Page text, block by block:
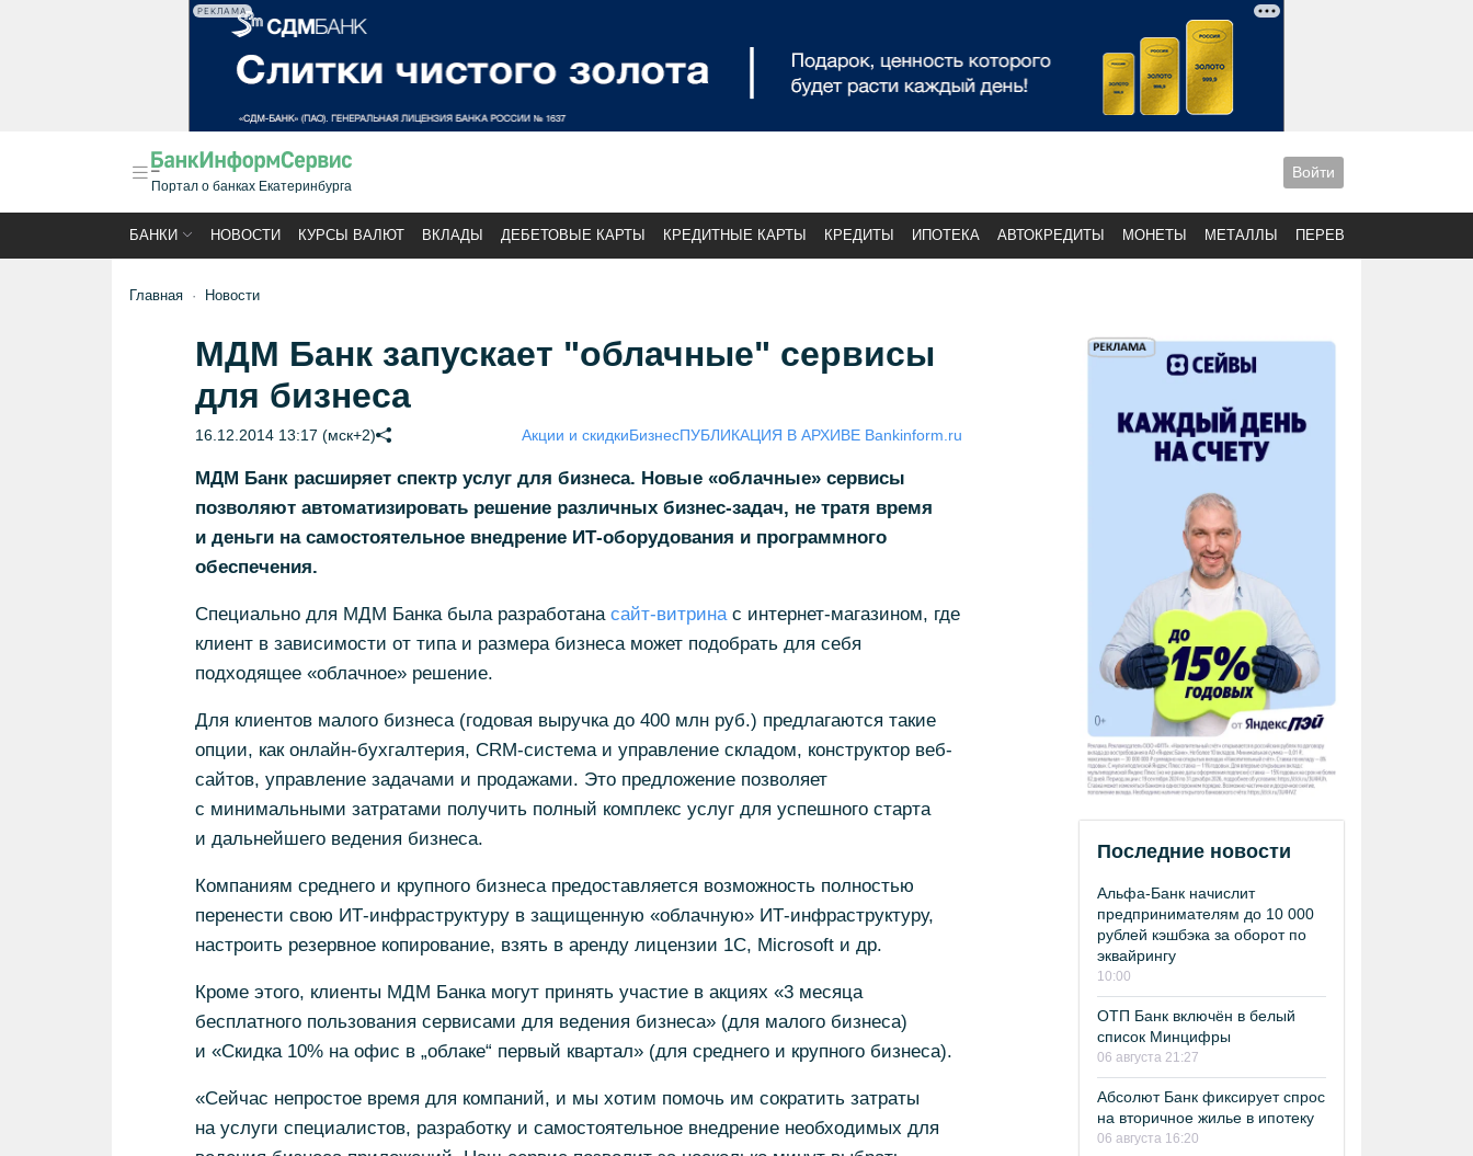
РЕКЛАМА
Портал о банках Екатеринбурга
Войти
БАНКИ НОВОСТИ КУРСЫ ВАЛЮТ ВКЛАДЫ ДЕБЕТОВЫЕ КАРТЫ КРЕДИТНЫЕ КАРТЫ КРЕДИТЫ ИПОТЕКА АВТОКРЕДИТЫ МОНЕТЫ МЕТАЛЛЫ ПЕРЕВОДЫ
Главная Новости
МДМ Банк запускает "облачные" сервисы
для бизнеса
16.12.2014 13:17 (мск+2) Акции и скидкиБизнесПУБЛИКАЦИЯ В АРХИВЕ Bankinform.ru
МДМ Банк расширяет спектр услуг для бизнеса. Новые «облачные» сервисы
позволяют автоматизировать решение различных бизнес-задач, не тратя время
и деньги на самостоятельное внедрение ИТ-оборудования и программного
обеспечения.
Специально для МДМ Банка была разработана сайт-витринас интернет-магазином, где
клиент в зависимости от типа и размера бизнеса может подобрать для себя
подходящее «облачное» решение.
Для клиентов малого бизнеса (годовая выручка до 400 млн руб.) предлагаются такие
опции, как онлайн-бухгалтерия, CRM-система и управление складом, конструктор веб-
сайтов, управление задачами и продажами. Это предложение позволяет
с минимальными затратами получить полный комплекс услуг для успешного старта
и дальнейшего ведения бизнеса.
Компаниям среднего и крупного бизнеса предоставляется возможность полностью
перенести свою ИТ-инфраструктуру в защищенную «облачную» ИТ-инфраструктуру,
настроить резервное копирование, взять в аренду лицензии 1С, Microsoft и др.
Кроме этого, клиенты МДМ Банка могут принять участие в акциях «3 месяца
бесплатного пользования сервисами для ведения бизнеса» (для малого бизнеса)
и «Скидка 10% на офис в „облаке“ первый квартал» (для среднего и крупного бизнеса).
«Сейчас непростое время для компаний, и мы хотим помочь им сократить затраты
на услуги специалистов, разработку и самостоятельное внедрение необходимых для
Последние новости
Альфа-Банк начислит
предпринимателям до 10 000
рублей кэшбэка за оборот по
эквайрингу
10:00
ОТП Банк включён в белый
список Минцифры
06 августа 21:27
Абсолют Банк фиксирует спрос
на вторичное жилье в ипотеку
06 августа 16:20